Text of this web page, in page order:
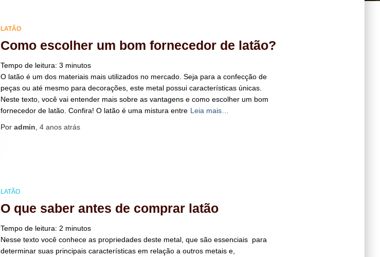
LATÃO
Como escolher um bom fornecedor de latão?
Tempo de leitura: 3 minutos
O latão é um dos materiais mais utilizados no mercado. Seja para a confecção de
peças ou até mesmo para decorações, este metal possui características únicas.
Neste texto, você vai entender mais sobre as vantagens e como escolher um bom
fornecedor de latão. Confira! O latão é uma mistura entre Leia mais…
Por admin 4 anosatrás
LATÃO
O que saber antes de comprar latão
Tempo de leitura: 2 minutos
Nesse texto você conhece as propriedades deste metal, que são essenciais para
determinar suas principais características em relação a outros metais e,